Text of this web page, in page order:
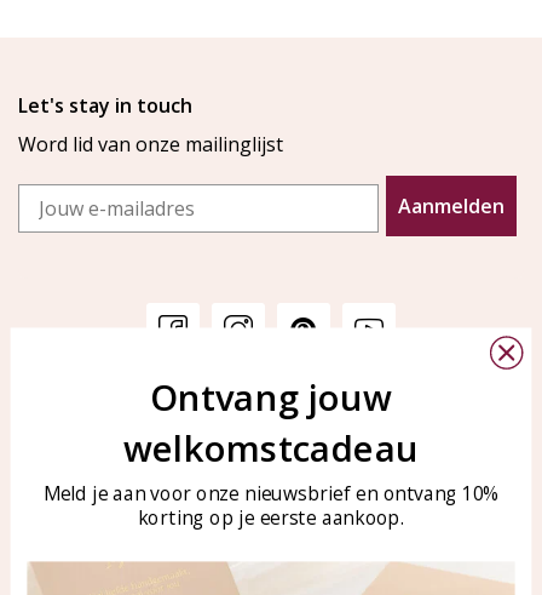
Let's stay in touch
Word lid van onze mailinglijst
Email
Aanmelden
Veelgestelde vragen
Sieraden onderhouden
KAYA Sieraden
Bellen of WhatsApp Ma-Vr
tussen 09:00-17:00
Tel: 0850003187
WhatsApp: 0850003187
klantenservice@kayasierade
Ontvang jouw
welkomstcadeau
Meld je aan voor onze nieuwsbrief en ontvang 10%
korting op je eerste aankoop.